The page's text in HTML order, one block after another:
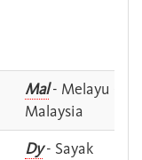
Mal- Melayu -
Malaysia
Dy- Sayak